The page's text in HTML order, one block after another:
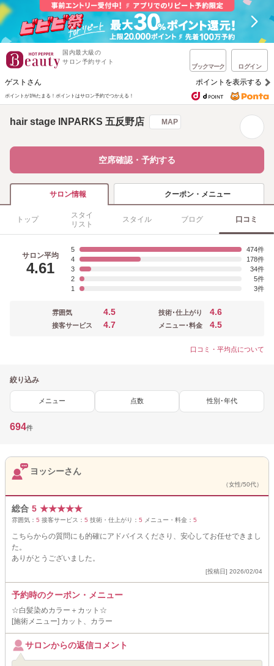
国内最大級の
サロン予約サイト
ブックマーク ログイン
ゲストさん ポイントを表示する
ポイントが1%たまる！ ポイントはサロン予約でつかえる！
hair stage INPARKS 五反野店 MAP
空席確認・予約する
サロン情報 クーポン・メニュー
トップ
スタイ
リスト
スタイル ブログ 口コミ
サロン平均
4.61
5
474
4
178
3
34
2
5
1
3
雰囲気 4.5
接客サービス 4.7
技術･仕上がり 4.6
メニュー･料金 4.5
口コミ・平均点について
絞り込み
メニュー 点数 性別･年代
694件
ヨッシーさん
（女性/50代）
総合 5 ★★★★★
雰囲気： 5 接客サービス： 5 技術・仕上がり： 5 メニュー・料金： 5
こちらからの質問にも的確にアドバイスくださり、安心してお任せできまし
た。
ありがとうございました。
[投稿日] 2026/02/04
予約時のクーポン・メニュー
☆白髪染めカラー＋カット☆
[施術メニュー] カット、カラー
サロンからの返信コメント